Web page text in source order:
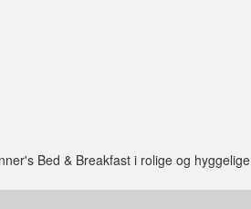
Bed & Breakfast i rolige og hyggelige